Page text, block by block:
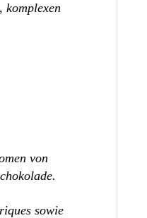
komplexen
von
sowie